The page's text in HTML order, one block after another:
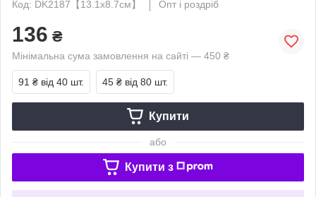
Код: DK2187【13.1x8.7см】
Опт і роздріб
136 ₴
Мінімальна сума замовлення на сайті — 450 ₴
91 ₴ від 40 шт. 45 ₴ від 80 шт.
Купити
або
Купити з